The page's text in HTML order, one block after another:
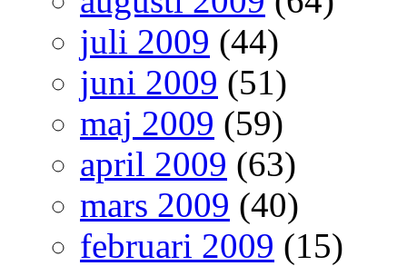
juli 2009 (44)
juni 2009 (51)
maj 2009 (59)
april 2009 (63)
mars 2009 (40)
februari 2009 (15)